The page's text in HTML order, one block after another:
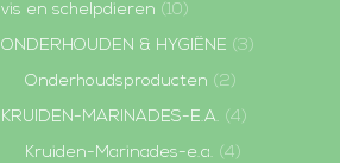
vis en schelpdieren (10)
ONDERHOUDEN & HYGIËNE (3)
Onderhoudsproducten (2)
KRUIDEN-MARINADES-E.A. (4)
Kruiden-Marinades-e.a. (4)